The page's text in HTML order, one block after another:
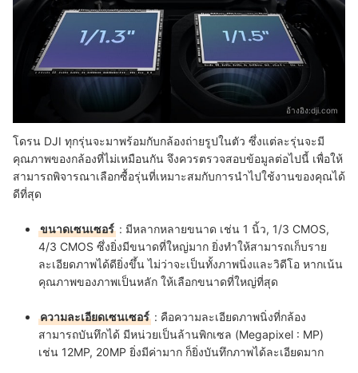
อ้างอิง:dji.com
โดรน DJI ทุกรุ่นจะมาพร้อมกับกล้องถ่ายรูปในตัว ซึ่งแต่ละรุ่นจะมี
คุณภาพของกล้องที่ไม่เหมือนกัน จึงควรตรวจสอบข้อมูลต่อไปนี้ เพื่อให้
สามารถพิจารณาเลือกซื้อรุ่นที่เหมาะสมกับการนำไปใช้งานของคุณได้
ดีที่สุด
ขนาดเซนเซอร์ : มีหลากหลายขนาด เช่น 1 นิ้ว, 1/3 CMOS,
4/3 CMOS ซึ่งยิ่งมีขนาดที่ใหญ่มาก ยิ่งทำให้สามารถเก็บราย
ละเอียดภาพได้ดียิ่งขึ้น ไม่ว่าจะเป็นทั้งภาพนิ่งและวิดีโอ หากเน้น
คุณภาพของภาพเป็นหลัก ให้เลือกขนาดที่ใหญ่ที่สุด
ความละเอียดเซนเซอร์ : คือความละเอียดภาพนิ่งที่กล้อง
สามารถบันทึกได้ มีหน่วยเป็นล้านพิกเซล (Megapixel : MP)
เช่น 12MP, 20MP ยิ่งมีค่ามาก ก็ยิ่งบันทึกภาพได้ละเอียดมาก